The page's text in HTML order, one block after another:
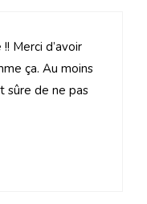
Merci d’avoir
ça. Au moins
sûre de ne pas